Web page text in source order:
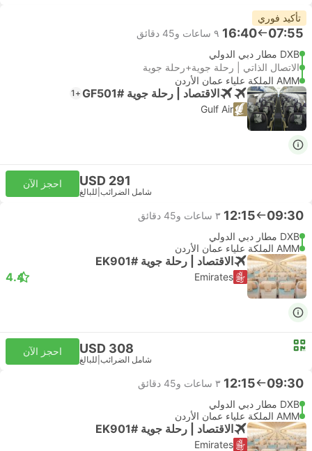
تأكيد فوري
07:55
16:40 ٩ ساعات و‫45 دقائق
DXB مطار دبي الدولي
الاتصال الذاتي | رحلة جوية+رحلة جوية
AMM الملكة علياء عمان الأردن
الاقتصاد | رحلة جوية #GF501 +1
Gulf Air
USD 291
شامل الضرائب للبالغ
احجز الآن
09:30
12:15 ٣ ساعات و‫45 دقائق
DXB مطار دبي الدولي
AMM الملكة علياء عمان الأردن
الاقتصاد | رحلة جوية #EK901
Emirates
4.4
USD 308
شامل الضرائب للبالغ
احجز الآن
09:30
12:15 ٣ ساعات و‫45 دقائق
DXB مطار دبي الدولي
AMM الملكة علياء عمان الأردن
الاقتصاد | رحلة جوية #EK901
Emirates